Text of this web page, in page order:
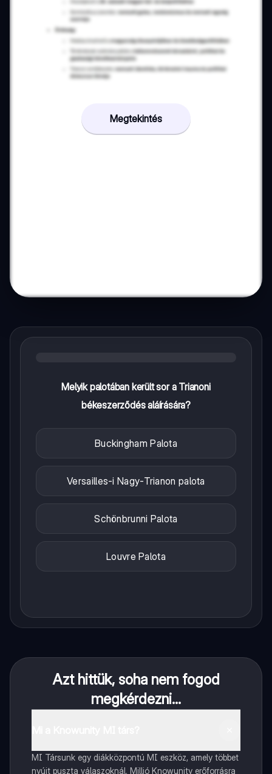
Megtekintés
Melyik palotában került sor a Trianoni
békeszerződés aláírására?
Buckingham Palota
Versailles-i Nagy-Trianon palota
Schönbrunni Palota
Louvre Palota
Azt hittük, soha nem fogod
megkérdezni...
MI Társunk egy diákközpontú MI eszköz, amely többet
nyújt puszta válaszoknál. Millió Knowunity erőforrásra